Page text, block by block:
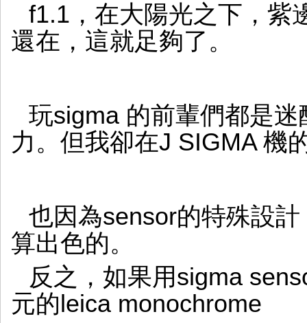
f1.1，在大陽光之下，紫
還在，這就足夠了。
玩sigma 的前輩們都是
力。但我卻在J SIGMA 機
也因為sensor的特殊設
算出色的。
反之，如果用sigma
元的leica monochrome